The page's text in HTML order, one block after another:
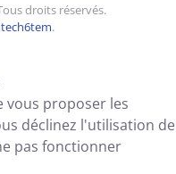
droits réservés.
.
vous proposer les
déclinez l'utilisation de
pas fonctionner